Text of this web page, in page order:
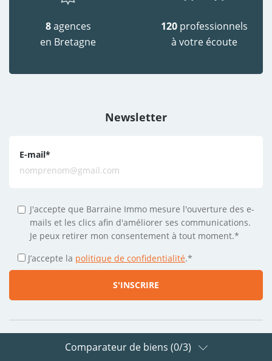
8agences
en Bretagne
120 professionnels
à votre écoute
Newsletter
E-mail*
J'accepte que Barraine Immo mesure l'ouverture des e-
mails et les clics afin d'améliorer ses communications.
Je peux retirer mon consentement à tout moment.*
J’accepte la politique de confidentialité.*
Suivez-nous sur les réseaux
Comparateur de biens (0/3)